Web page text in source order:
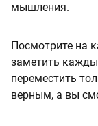
мышления.
Посмотрите на
заметить
переместить
верным, а вы